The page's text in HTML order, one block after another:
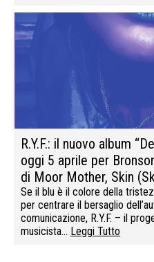
R.Y.F.: il nuovo album
oggi 5 aprile per
di Moor Mother, Skin
Se il blu è il colore della
per centrare il bersaglio
comunicazione, R.Y.F. – il
musicista… Leggi Tutto